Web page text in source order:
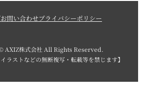
お問い合わせプライバシーポリシー
AXIZ株式会社 All Rights Reserved.
ラストなどの無断複写・転載等を禁じます】